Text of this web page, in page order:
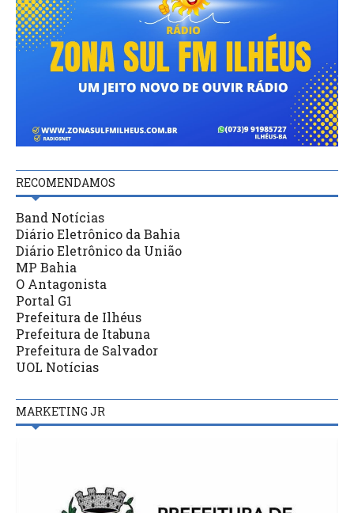
RECOMENDAMOS
Band Notícias
Diário Eletrônico da Bahia
Diário Eletrônico da União
MP Bahia
O Antagonista
Portal G1
Prefeitura de Ilhéus
Prefeitura de Itabuna
Prefeitura de Salvador
UOL Notícias
MARKETING JR